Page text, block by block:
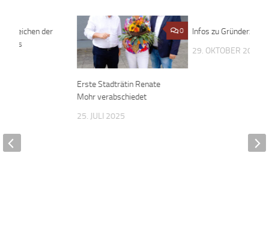
0
Erste Stadträtin Renate
Mohr verabschiedet
25. JULI 2025
Infos zu
29. OKTOBER 2021
Zeichen der
des